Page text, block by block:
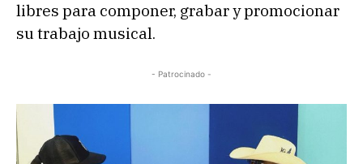
libres para componer, grabar y promocionar
su trabajo musical.
- Patrocinado -